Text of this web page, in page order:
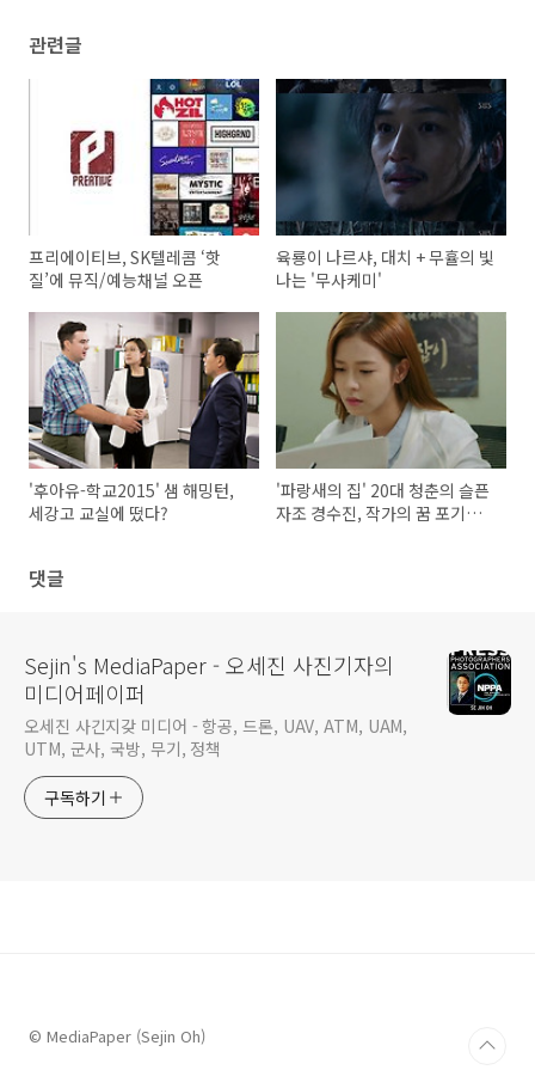
관련글
프리에이티브, SK텔레콤 ‘핫
질’에 뮤직/예능채널 오픈
육룡이 나르샤, 대치 + 무휼의 빛
나는 '무사케미'
'후아유-학교2015' 샘 해밍턴,
세강고 교실에 떴다?
'파랑새의 집' 20대 청춘의 슬픈
자조 경수진, 작가의 꿈 포기하
댓글
Sejin's MediaPaper - 오세진 사진기자의
미디어페이퍼
오세진 사긴지갖 미디어 - 항공, 드론, UAV, ATM, UAM,
UTM, 군사, 국방, 무기, 정책
구독하기
© MediaPaper (Sejin Oh)